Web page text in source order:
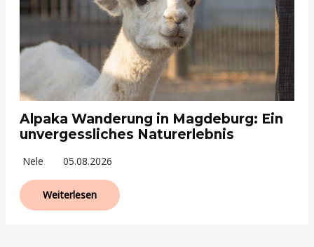
Alpaka Wanderung in Magdeburg: Ein
unvergessliches Naturerlebnis
Nele 05.08.2026
Weiterlesen